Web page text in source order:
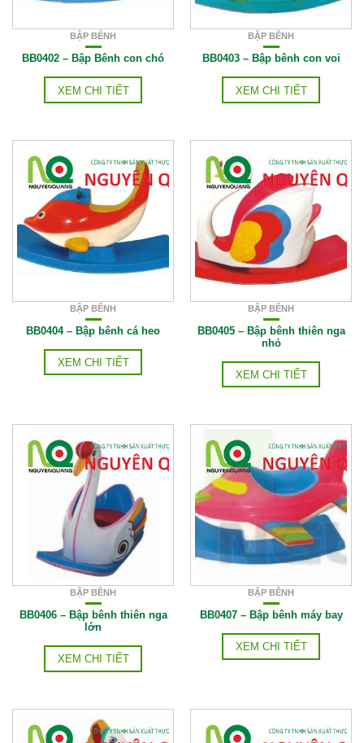
BẬP BÊNH
BB0402 – Bập Bênh con chó
XEM CHI TIẾT
BẬP BÊNH
BB0403 – Bập bênh con voi
XEM CHI TIẾT
BẬP BÊNH
BB0404 – Bập bênh cá heo
XEM CHI TIẾT
BẬP BÊNH
BB0405 – Bập bênh thiên nga
nhỏ
XEM CHI TIẾT
BẬP BÊNH
BB0406 – Bập bênh thiên nga
lớn
XEM CHI TIẾT
BẬP BÊNH
BB0407 – Bập bênh máy bay
XEM CHI TIẾT